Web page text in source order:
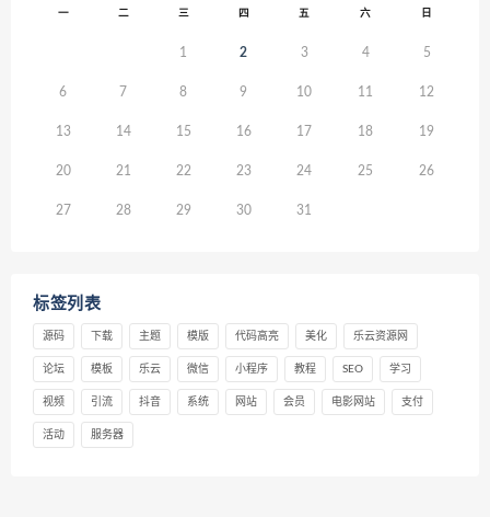
一 二 三 四 五 六 日
1 2 3 4 5
6 7 8 9 10 11 12
13 14 15 16 17 18 19
20 21 22 23 24 25 26
27 28 29 30 31
标签列表
源码 下载 主题 模版 代码高亮 美化 乐云资源网
论坛 模板 乐云 微信 小程序 教程 SEO 学习
视频 引流 抖音 系统 网站 会员 电影网站 支付
活动 服务器